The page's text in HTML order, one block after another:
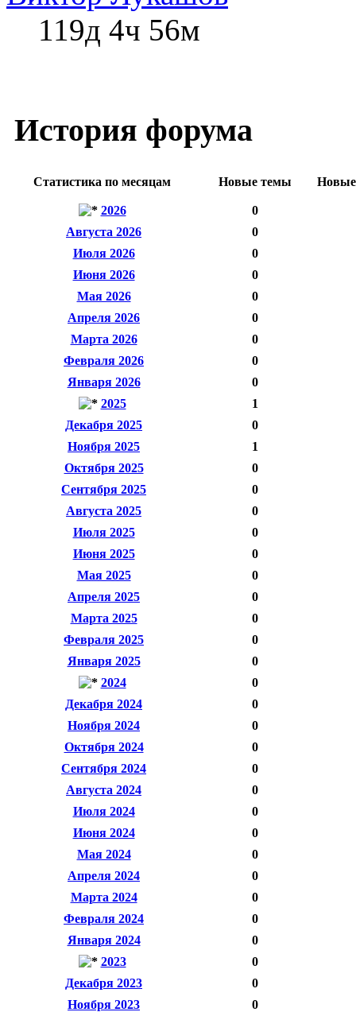
119д 4ч 56м
История форума
Статистика по месяцам Новые темы Новые
2026
0
Августа 2026
0
Июля 2026
0
Июня 2026
0
Мая 2026
0
Апреля 2026
0
Марта 2026
0
Февраля 2026
0
Января 2026
0
2025
1
Декабря 2025
0
Ноября 2025
1
Октября 2025
0
Сентября 2025
0
Августа 2025
0
Июля 2025
0
Июня 2025
0
Мая 2025
0
Апреля 2025
0
Марта 2025
0
Февраля 2025
0
Января 2025
0
2024
0
Декабря 2024
0
Ноября 2024
0
Октября 2024
0
Сентября 2024
0
Августа 2024
0
Июля 2024
0
Июня 2024
0
Мая 2024
0
Апреля 2024
0
Марта 2024
0
Февраля 2024
0
Января 2024
0
2023
0
Декабря 2023
0
Ноября 2023
0